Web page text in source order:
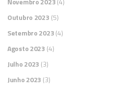
Outubro 2023 (5)
Setembro 2023(4)
Agosto 2023 (4)
Julho 2023 (3)
Junho 2023 (3)